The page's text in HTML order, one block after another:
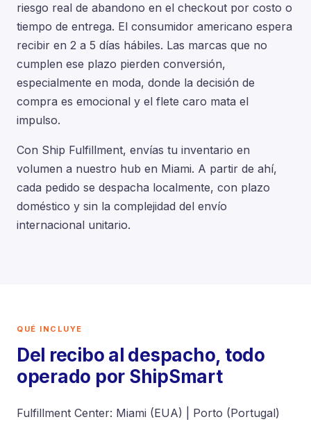
riesgo real de abandono en el checkout por costo o
tiempo de entrega. El consumidor americano espera
recibir en 2 a 5 días hábiles. Las marcas que no
cumplen ese plazo pierden conversión,
especialmente en moda, donde la decisión de
compra es emocional y el flete caro mata el
impulso.
Con Ship Fulfillment, envías tu inventario en
volumen a nuestro hub en Miami. A partir de ahí,
cada pedido se despacha localmente, con plazo
doméstico y sin la complejidad del envío
internacional unitario.
QUÉ INCLUYE
Del recibo al despacho, todo
operado por ShipSmart
Fulfillment Center: Miami (EUA) | Porto (Portugal)